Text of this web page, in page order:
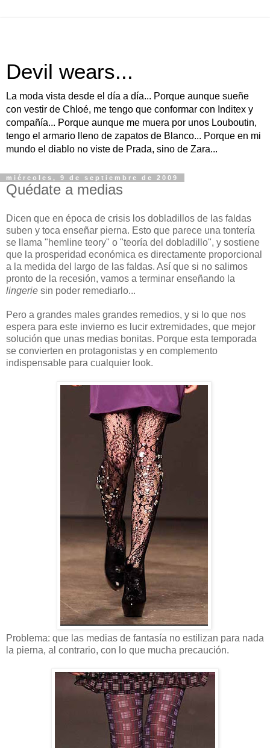
Devil wears...
La moda vista desde el día a día... Porque aunque sueñe
con vestir de Chloé, me tengo que conformar con Inditex y
compañía... Porque aunque me muera por unos Louboutin,
tengo el armario lleno de zapatos de Blanco... Porque en mi
mundo el diablo no viste de Prada, sino de Zara...
miércoles, 9 de septiembre de 2009
Quédate a medias
Dicen que en época de crisis los dobladillos de las faldas
suben y toca enseñar pierna. Esto que parece una tontería
se llama "hemline teory" o "teoría del dobladillo", y sostiene
que la prosperidad económica es directamente proporcional
a la medida del largo de las faldas. Así que si no salimos
pronto de la recesión, vamos a terminar enseñando la
lingerie sin poder remediarlo...
Pero a grandes males grandes remedios, y si lo que nos
espera para este invierno es lucir extremidades, que mejor
solución que unas medias bonitas. Porque esta temporada
se convierten en protagonistas y en complemento
indispensable para cualquier look.
Problema: que las medias de fantasía no estilizan para nada
la pierna, al contrario, con lo que mucha precaución.